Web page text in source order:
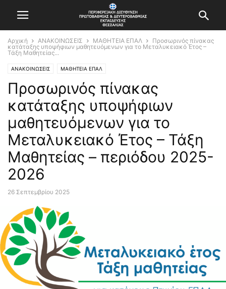
Αρχική ΑΝΑΚΟΙΝΩΣΕΙΣ ΜΑΘΗΤΕΙΑ ΕΠΑΛ
Προσωρινός πίνακας
κατάταξης υποψήφιων μαθητευόμενων για το Μεταλυκειακό Έτος –
Τάξη Μαθητείας...
ΑΝΑΚΟΙΝΩΣΕΙΣ ΜΑΘΗΤΕΙΑ ΕΠΑΛ
Προσωρινός πίνακας
κατάταξης υποψήφιων
μαθητευόμενων για το
Μεταλυκειακό Έτος – Τάξη
Μαθητείας – περιόδου 2025-
2026
26 Σεπτεμβρίου 2025